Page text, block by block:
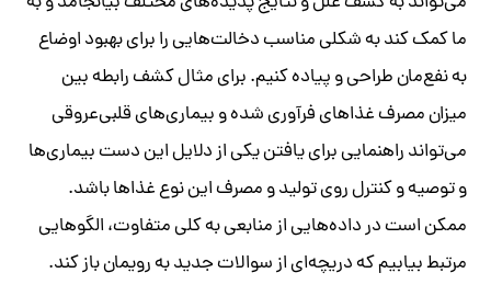
ما کمک کند به شکلی مناسب دخالت‌هایی را برای بهبود اوضاع
به نفع‌مان طراحی و پیاده کنیم. برای مثال کشف رابطه بین
میزان مصرف غذاهای فرآوری شده و بیماری‌های قلبی‌عروقی
می‌تواند راهنمایی برای یافتن یکی از دلایل این دست بیماری‌ها
و توصیه و کنترل روی تولید و مصرف این نوع غذاها باشد.
ممکن است در داده‌هایی از منابعی به کلی متفاوت، الگوهایی
مرتبط بیابیم که دریچه‌ای از سوالات جدید به رویمان باز کند.